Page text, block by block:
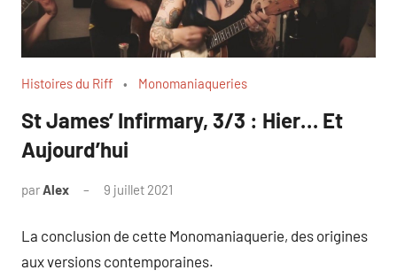
Histoires du Riff Monomaniaqueries
St James’ Infirmary, 3/3 : Hier… Et
Aujourd’hui
parAlex 9 juillet 2021
La conclusion de cette Monomaniaquerie, des origines
aux versions contemporaines.